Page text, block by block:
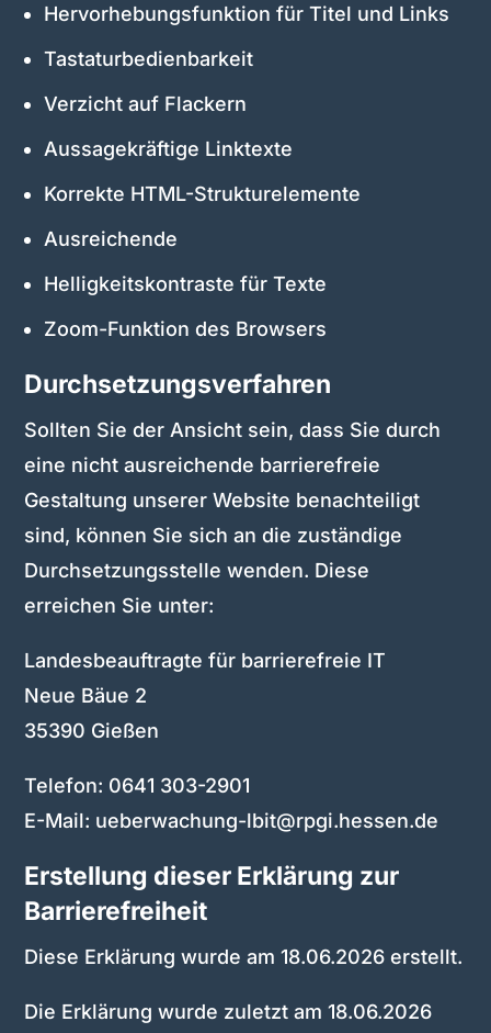
Hervorhebungsfunktion für Titel und Links
Tastaturbedienbarkeit
Verzicht auf Flackern
Aussagekräftige Linktexte
Korrekte HTML-Strukturelemente
Ausreichende
Helligkeitskontraste für Texte
Zoom-Funktion des Browsers
Durchsetzungsverfahren
Sollten Sie der Ansicht sein, dass Sie durch
eine nicht ausreichende barrierefreie
Gestaltung unserer Website benachteiligt
sind, können Sie sich an die zuständige
Durchsetzungsstelle wenden. Diese
erreichen Sie unter:
Landesbeauftragte für barrierefreie IT
Neue Bäue 2
35390 Gießen
Telefon: 0641 303-2901
E-Mail: ueberwachung-lbit@rpgi.hessen.de
Erstellung dieser Erklärung zur
Barrierefreiheit
Diese Erklärung wurde am 18.06.2026 erstellt.
Die Erklärung wurde zuletzt am 18.06.2026